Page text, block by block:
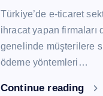
Türkiye’de e-ticaret
ihracat yapan
genelinde müşterilere
ödeme yöntemleri…
Continue reading